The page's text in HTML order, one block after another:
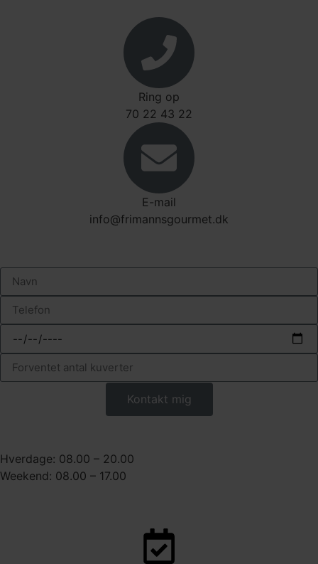
Ring op
70 22 43 22
E-mail
info@frimannsgourmet.dk
Kontakt mig
Hverdage: 08.00 – 20.00
Weekend: 08.00 – 17.00